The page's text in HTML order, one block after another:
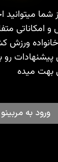
میتوانید
امکاناتی
ورزش
رو
بهت میده
ورود به